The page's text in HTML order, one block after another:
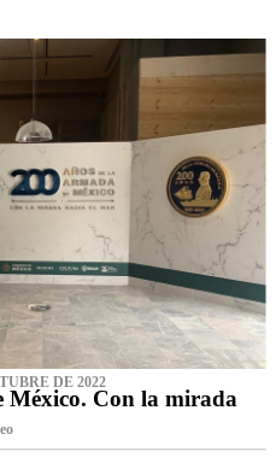
DE 2022
México. Con la mirada